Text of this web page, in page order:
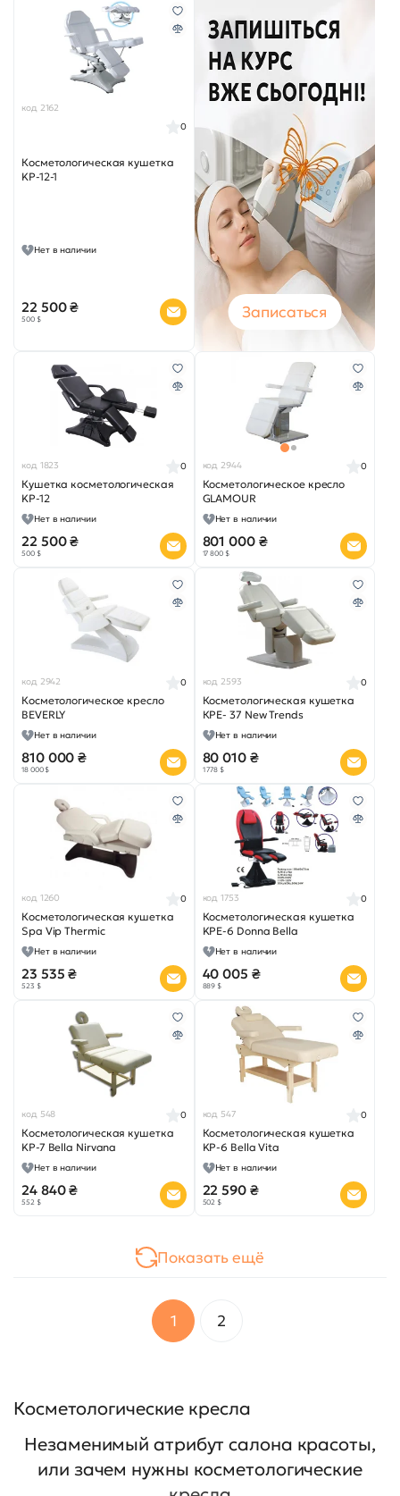
код 2162
Косметологическая кушетка
KP-12-1
0
Нет в наличии
22 500 ₴
500 $ Записаться
код 1823
Кушетка косметологическая
KP-12
0
Нет в наличии
22 500 ₴
500 $
код 2944
Косметологическое кресло
GLAMOUR
0
Нет в наличии
801 000 ₴
17 800 $
код 2942
Косметологическое кресло
BEVERLY
0
Нет в наличии
810 000 ₴
18 000 $
код 2593
Косметологическая кушетка
КРЕ- 37 New Trends
0
Нет в наличии
80 010 ₴
1 778 $
код 1260
Косметологическая кушетка
Spa Vip Thermic
0
Нет в наличии
23 535 ₴
523 $
код 1753
Косметологическая кушетка
KPE-6 Donna Bella
0
Нет в наличии
40 005 ₴
889 $
код 548
Косметологическая кушетка
KP-7 Bella Nirvana
0
Нет в наличии
24 840 ₴
552 $
код 547
Косметологическая кушетка
KP-6 Bella Vita
0
Нет в наличии
22 590 ₴
502 $
Показать ещё
1 2
Косметологические кресла
Незаменимый атрибут салона красоты,
или зачем нужны косметологические